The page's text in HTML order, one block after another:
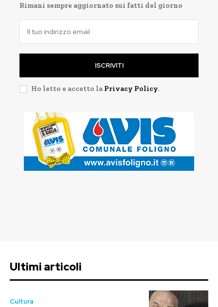
Rimani sempre aggiornato sui fatti del giorno
ISCRIVITI
Ho letto e accetto la Privacy Policy.
Ultimi articoli
Cultura